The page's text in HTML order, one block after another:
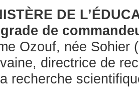
DE
de
Ozouf, née Sohier
directrice de
recherche